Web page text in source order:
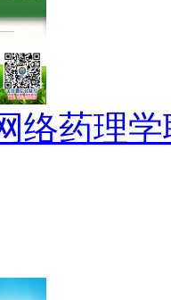
络药理